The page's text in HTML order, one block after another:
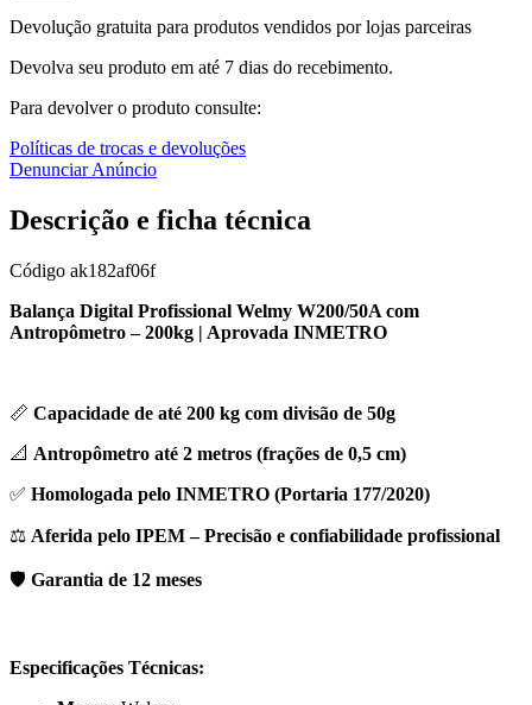
Devolução gratuita para produtos vendidos por lojas parceiras
Devolva seu produto em até 7 dias do recebimento.
Para devolver o produto consulte:
Políticas de trocas e devoluções
Denunciar Anúncio
Descrição e ficha técnica
Código ak182af06f
Balança Digital Profissional Welmy W200/50A com
Antropômetro – 200kg | Aprovada INMETRO
📏 Capacidade de até 200 kg com divisão de 50g
📐 Antropômetro até 2 metros (frações de 0,5 cm)
✅ Homologada pelo INMETRO (Portaria 177/2020)
⚖️ Aferida pelo IPEM – Precisão e confiabilidade profissional
🛡️ Garantia de 12 meses
Especificações Técnicas: